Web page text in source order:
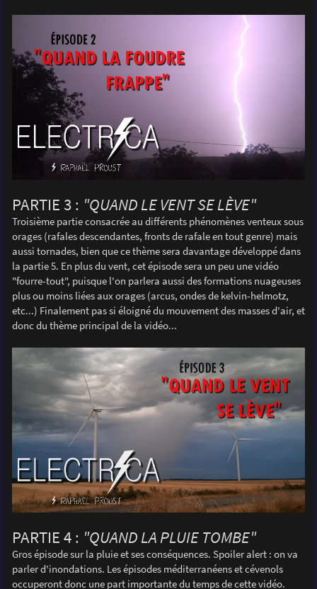
PARTIE 3 : "QUAND LE VENT SE LÈVE"
Troisième partie consacrée au différents phénomènes venteux sous
orages (rafales descendantes, fronts de rafale en tout genre) mais
aussi tornades, bien que ce thème sera davantage développé dans
la partie 5. En plus du vent, cet épisode sera un peu une vidéo
"fourre-tout", puisque l'on parlera aussi des formations nuageuses
plus ou moins liées aux orages (arcus, ondes de kelvin-helmotz,
etc...) Finalement pas si éloigné du mouvement des masses d'air, et
donc du thème principal de la vidéo...
PARTIE 4 : "QUAND LA PLUIE TOMBE"
Gros épisode sur la pluie et ses conséquences. Spoiler alert : on va
parler d'inondations. Les épisodes méditerranéens et cévenols
occuperont donc une part importante du temps de cette vidéo.